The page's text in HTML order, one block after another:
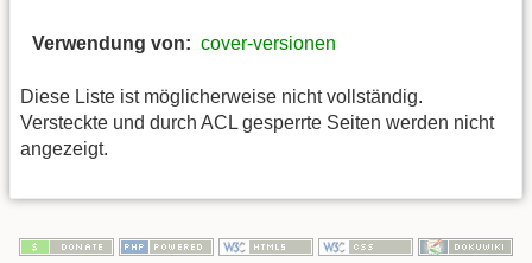
Verwendung von: cover-versionen
Diese Liste ist möglicherweise nicht vollständig.
Versteckte und durch ACL gesperrte Seiten werden nicht
angezeigt.